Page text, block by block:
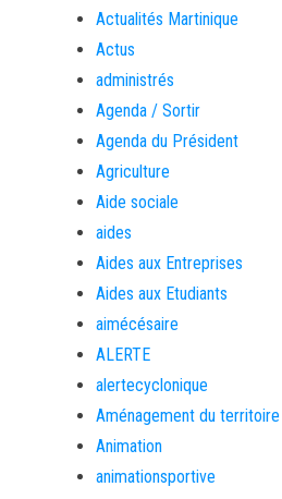
Actualités Martinique
Actus
administrés
Agenda / Sortir
Agenda du Président
Agriculture
Aide sociale
aides
Aides aux Entreprises
Aides aux Etudiants
aimécésaire
ALERTE
alertecyclonique
Aménagement du territoire
Animation
animationsportive